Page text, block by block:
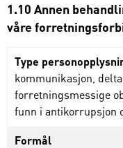
1.10 Annen
våre
Type
kommunikasjon,
forretningsmessige
funn i antikorrupsjon
Formål